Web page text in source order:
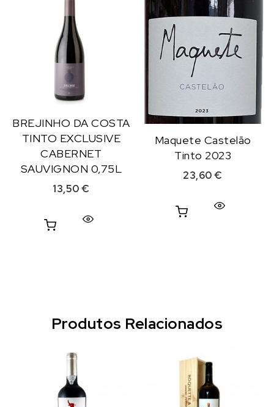
BREJINHO DA COSTA
TINTO EXCLUSIVE
CABERNET
SAUVIGNON 0,75L
13,50€
Maquete Castelão
Tinto 2023
23,60€
Produtos Relacionados